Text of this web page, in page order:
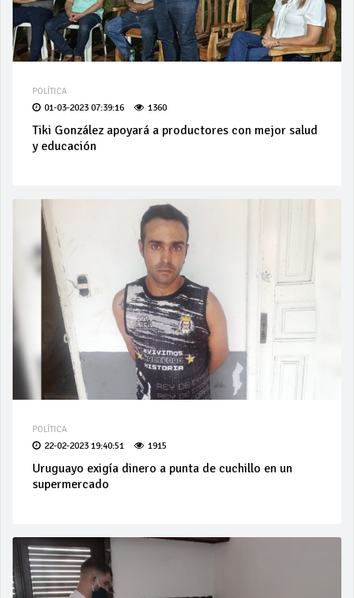
POLÍTICA
01-03-2023 07:39:16 1360
Tiki González apoyará a productores con mejor salud
y educación
POLÍTICA
22-02-2023 19:40:51 1915
Uruguayo exigía dinero a punta de cuchillo en un
supermercado